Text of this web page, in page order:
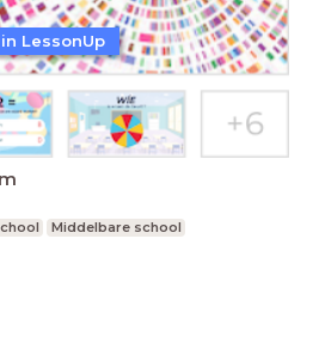
Middelbare school
LessonUp